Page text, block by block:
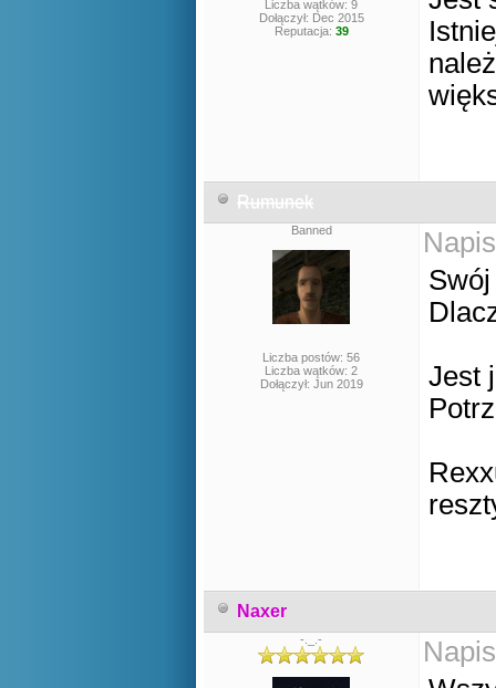
Liczba wątków: 9
Dołączył: Dec 2015
Reputacja: 39
Rumunek
Banned
Liczba postów: 56
Liczba wątków: 2
Dołączył: Jun 2019
Swój
Jest
Naxer
-._.-